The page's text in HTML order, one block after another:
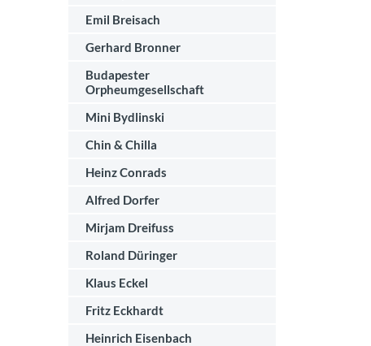
Emil Breisach
Gerhard Bronner
Budapester
Orpheumgesellschaft
Mini Bydlinski
Chin & Chilla
Heinz Conrads
Alfred Dorfer
Mirjam Dreifuss
Roland Düringer
Klaus Eckel
Fritz Eckhardt
Heinrich Eisenbach